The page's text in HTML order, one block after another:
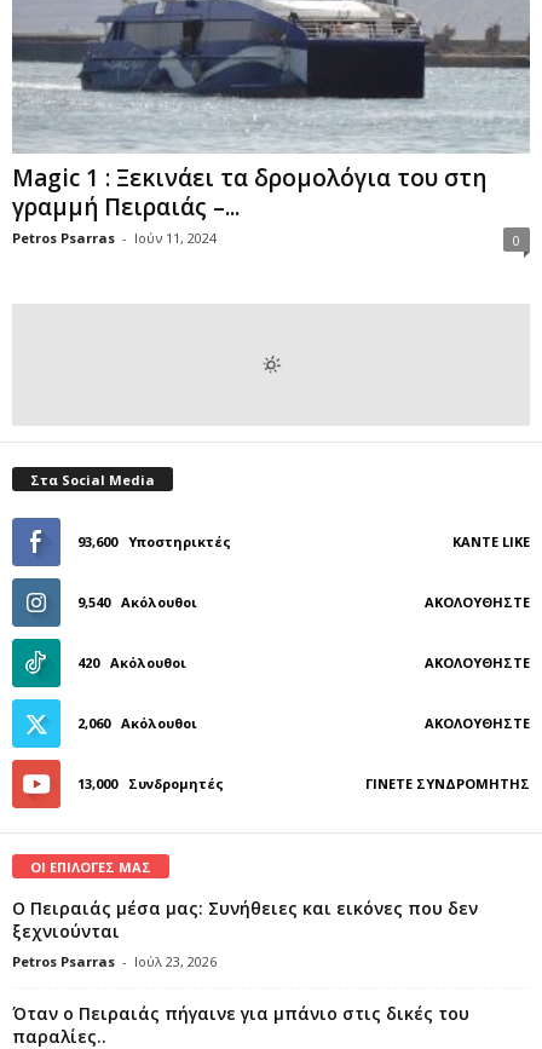
Magic 1 : Ξεκινάει τα δρομολόγια του στη
γραμμή Πειραιάς –...
Petros Psarras - Ιούν 11, 2024 0
Στα Social Media
93,600 Υποστηρικτές ΚΆΝΤΕ LIKE
9,540 Ακόλουθοι ΑΚΟΛΟΥΘΉΣΤΕ
420 Ακόλουθοι ΑΚΟΛΟΥΘΉΣΤΕ
2,060 Ακόλουθοι ΑΚΟΛΟΥΘΉΣΤΕ
13,000 Συνδρομητές ΓΊΝΕΤΕ ΣΥΝΔΡΟΜΗΤΉΣ
ΟΙ ΕΠΙΛΟΓΕΣ ΜΑΣ
Ο Πειραιάς μέσα μας: Συνήθειες και εικόνες που δεν
ξεχνιούνται
Petros Psarras - Ιούλ 23, 2026
Όταν ο Πειραιάς πήγαινε για μπάνιο στις δικές του
παραλίες..